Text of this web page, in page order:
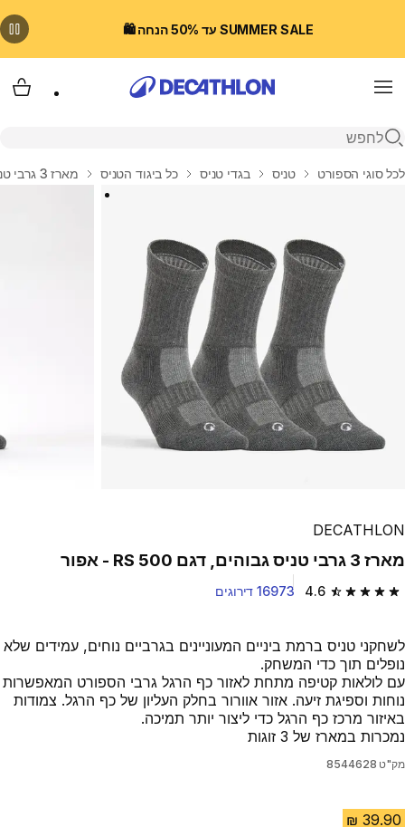
SUMMER SALE עד 50% הנחה 🛍️
Menu
פתיחת חיפוש
בית
לכל סוגי הספורט טניס בגדי טניס כל ביגוד הטניס מארז 3 גרבי טניס גבוהים, דגם RS 500 - אפור
DECATHLON
מארז 3 גרבי טניס גבוהים, דגם RS 500 - אפור
4.6 4.6 out of 5 stars from 16973 reviews 16973 דירוגים
לשחקני טניס ברמת ביניים המעוניינים בגרביים נוחים, עמידים שלא
נופלים תוך כדי המשחק.
עם לולאות קטיפה מתחת לאזור כף הרגל גרבי הספורט המאפשרות
נוחות וספיגת זיעה. אזור אוורור בחלק העליון של כף הרגל. צמודות
באיזור מרכז כף הרגל כדי ליצור יותר תמיכה.
נמכרות במארז של 3 זוגות
מק"ט 8544628